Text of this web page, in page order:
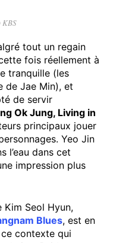
KBS
tout un regain
fois réellement à
tranquille (les
de Jae Min), et
de servir
Ok Jung, Living in
principaux jouer
Yeo Jin
l’eau dans cet
impression plus
Kim Seol Hyun,
Blues, est en
contexte qui